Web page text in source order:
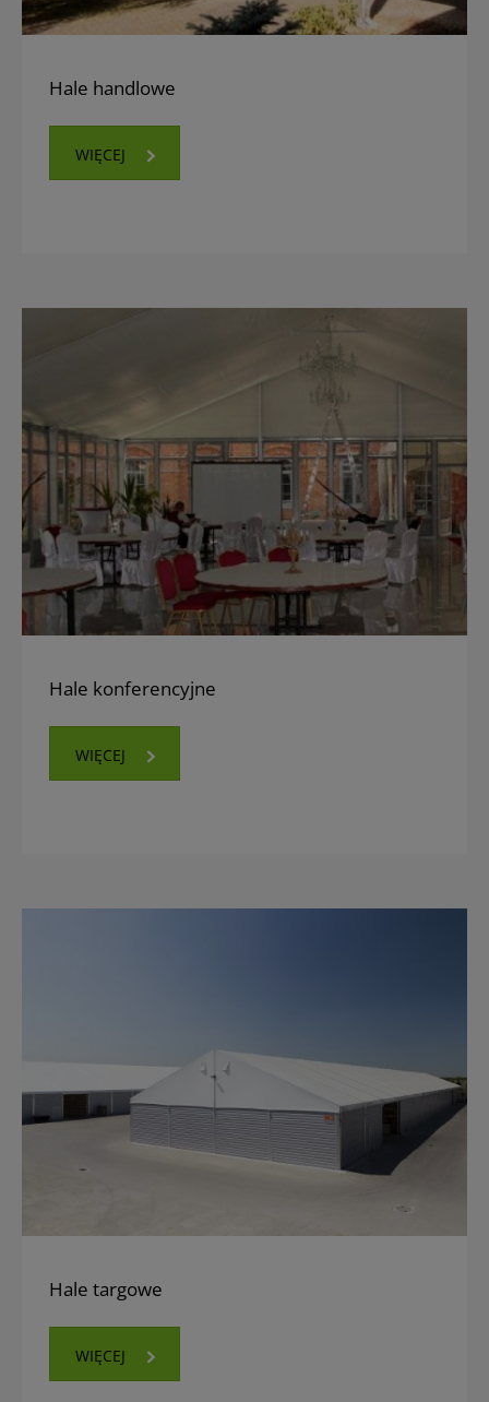
Hale handlowe
WIĘCEJ
Hale konferencyjne
WIĘCEJ
Hale targowe
WIĘCEJ